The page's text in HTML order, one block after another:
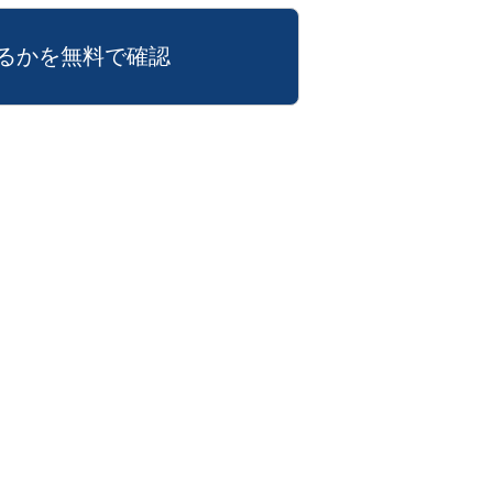
かを無料で確認